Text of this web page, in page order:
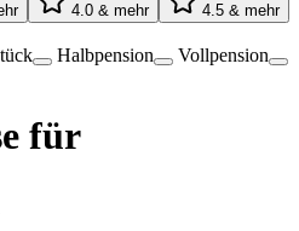
4.0 & mehr 4.5 & mehr
Halbpension
Vollpension
für